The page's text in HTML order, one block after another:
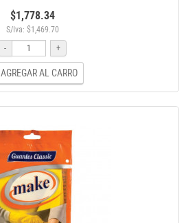
$1,778.34
S/Iva: $1,469.70
-
+
AGREGAR AL CARRO